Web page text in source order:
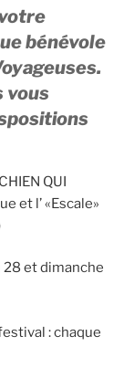
bénévole
vous
QUI
et l’ «Escale»
28 et dimanche
: chaque